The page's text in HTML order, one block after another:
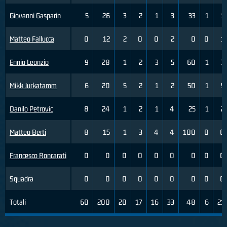
Giovanni Gasparin
Matteo Fallucca
Ennio Leonzio
Mikk Jurkatamm
Danilo Petrovic
Matteo Berti
Francesco Roncarati
Squadra
Totali
5 26 3 2 1 3 33 1 1
0 12 2 0 0 2 0 0 1
9 28 1 2 3 5 60 1 7
6 20 5 2 1 2 50 1 5
8 24 1 2 1 4 25 1 2
8 15 1 3 4 4 100 0 0
0 0 0 0 0 0 0 0 0
0 0 0 0 0 0 0 0 0
60 200 20 17 16 33 48 6 21